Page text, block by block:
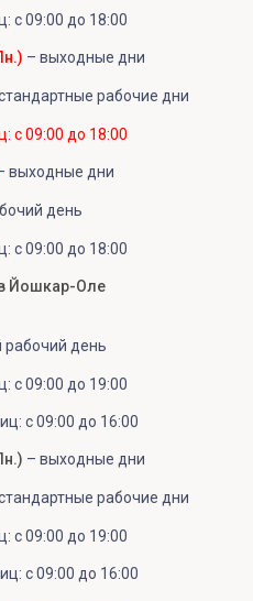
с 09:00 до 18:00
– выходные дни
рабочие дни
с 09:00 до 18:00
выходные дни
день
с 09:00 до 18:00
Йошкар-Оле
рабочий день
с 09:00 до 19:00
с 09:00 до 16:00
– выходные дни
рабочие дни
с 09:00 до 19:00
с 09:00 до 16:00